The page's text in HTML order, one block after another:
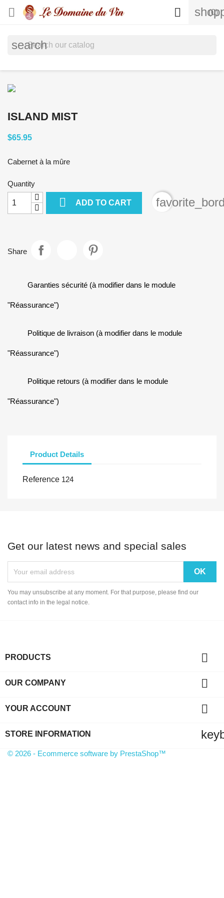
 (0)

search
ISLAND MIST
$65.95
Cabernet à la mûre
Quantity
 ADD TO CART
Share
Garanties sécurité (à modifier dans le module
"Réassurance")
Politique de livraison (à modifier dans le module
"Réassurance")
Politique retours (à modifier dans le module
"Réassurance")
Product Details
Reference 124
Get our latest news and special sales
You may unsubscribe at any moment. For that purpose, please find our
contact info in the legal notice.
PRODUCTS 
OUR COMPANY 
YOUR ACCOUNT 
STORE INFORMATION
© 2026 - Ecommerce software by PrestaShop™